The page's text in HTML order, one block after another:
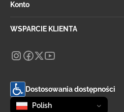
Konto
WSPARCIE KLIENTA
Dostosowania dostępności
Zmień język
selected
Polish